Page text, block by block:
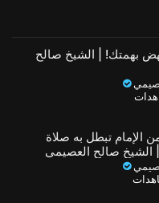
بهمتك! | الشيخ صالح
الإمام تبطل به صلاة
| الشيخ صالح العصيمي